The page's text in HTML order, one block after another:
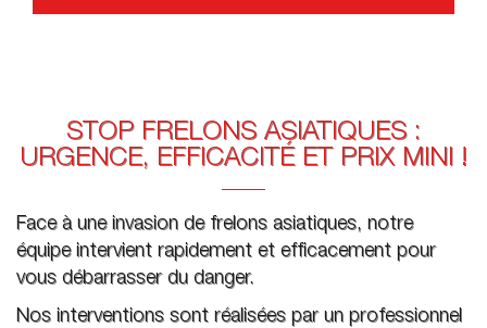
STOP FRELONS ASIATIQUES :
URGENCE, EFFICACITÉ ET PRIX MINI !
Face à une invasion de frelons asiatiques, notre
équipe intervient rapidement et efficacement pour
vous débarrasser du danger.
Nos interventions sont réalisées par un professionnel